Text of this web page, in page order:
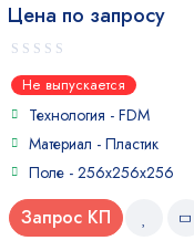
Цена по запросу
0
out
of
Не выпускается
Технология - FDM
Материал - Пластик
Поле - 256х256х256
Запрос КП